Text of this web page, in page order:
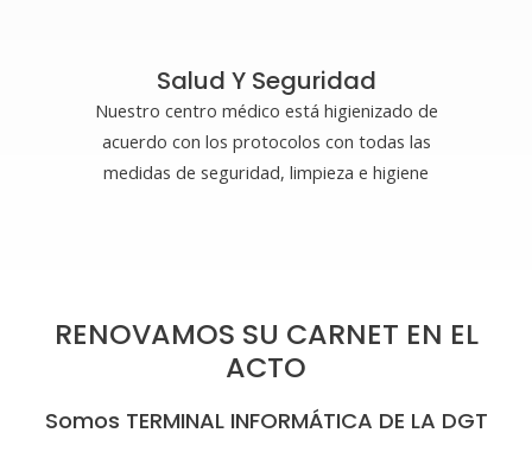
Salud Y Seguridad
Nuestro centro médico está higienizado de
acuerdo con los protocolos con todas las
medidas de seguridad, limpieza e higiene
RENOVAMOS SU CARNET EN EL
ACTO
Somos TERMINAL INFORMÁTICA DE LA DGT